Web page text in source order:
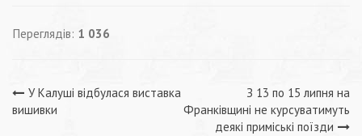
Переглядів: 1 036
Навігація
У Калуші відбулася виставка
вишивки
З 13 по 15 липня на
Франківщині не курсуватимуть
деякі приміські поїзди